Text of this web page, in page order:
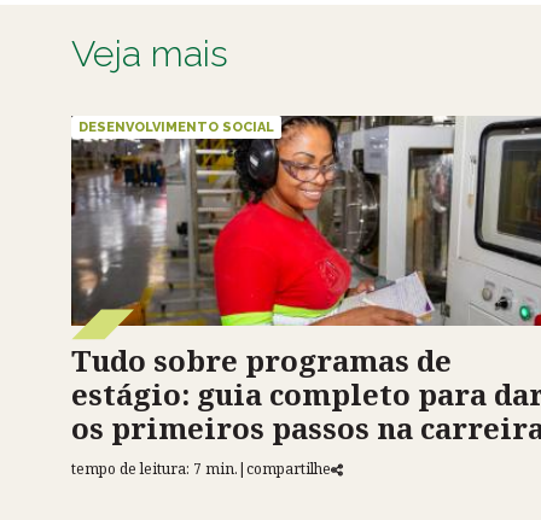
Veja mais
DESENVOLVIMENTO SOCIAL
Tudo sobre programas de
estágio: guia completo para
os primeiros passos na
tempo de leitura: 7 min.|compartilhe